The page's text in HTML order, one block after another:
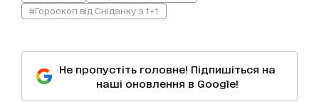
#Гороскоп від Сніданку з 1+1
Не пропустіть головне! Підпишіться на
наші оновлення в Google!